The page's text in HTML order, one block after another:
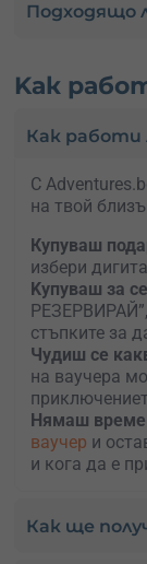
Подходящо
Kак
Как работи
С
на твой
Купуваш
избери
Kупуваш за
стъпките за
Чудиш се
на ваучера
Нямаш време
ваучер и
и кога да е
Как ще